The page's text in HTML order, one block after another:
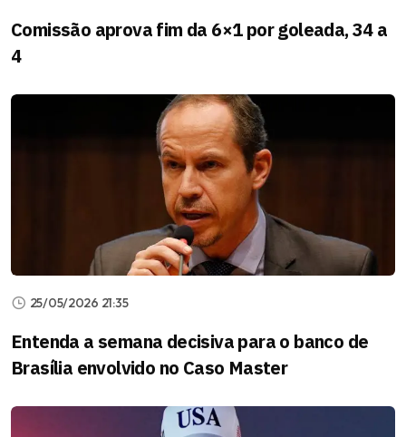
Comissão aprova fim da 6×1 por goleada, 34 a
4
25/05/2026 21:35
Entenda a semana decisiva para o banco de
Brasília envolvido no Caso Master